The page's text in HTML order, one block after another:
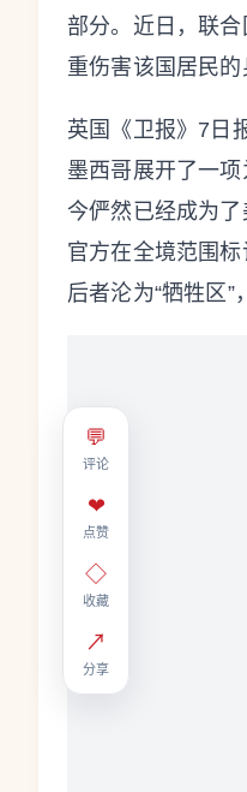
💬
评论
❤
点赞
◇
收藏
↗
分享
部分。近日，联
重伤害该国居民
英国《卫报》7日
墨西哥展开了一
今俨然已经成为
官方在全境范围
后者沦为“牺牲区